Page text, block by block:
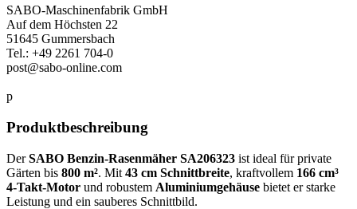
SABO-Maschinenfabrik GmbH
Auf dem Höchsten 22
51645 Gummersbach
Tel.: +49 2261 704-0
post@sabo-online.com
p
Produktbeschreibung
DerSABO Benzin-Rasenmäher SA206323 ist ideal für private
Gärten bis 800 m². Mit 43 cm Schnittbreite, kraftvollem 166 cm³
4-Takt-Motor und robustem Aluminiumgehäuse bietet er starke
Leistung und ein sauberes Schnittbild.